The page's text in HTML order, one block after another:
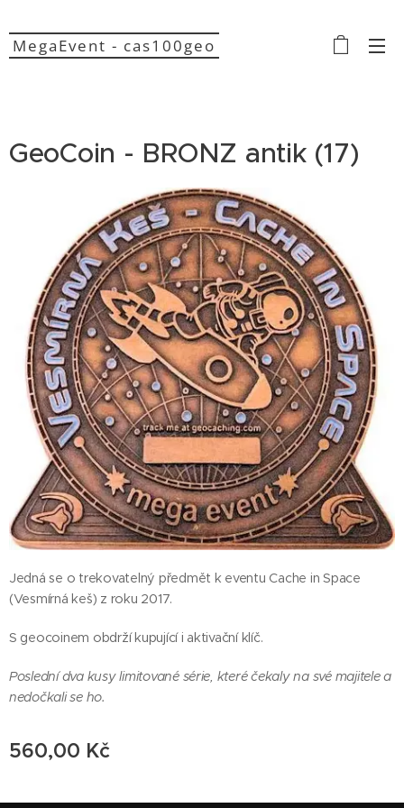
MegaEvent - cas100geo
GeoCoin - BRONZ antik (17)
Jedná se o trekovatelný předmět k eventu Cache in Space
(Vesmírná keš) z roku 2017.
S geocoinem obdrží kupující i aktivační klíč.
Poslední dva kusy limitované série, které čekaly na své majitele a
nedočkali se ho.
560,00 Kč